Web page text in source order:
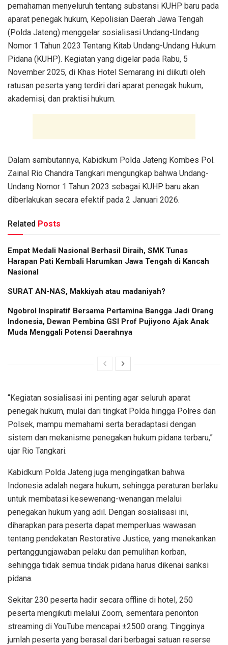
pemahaman menyeluruh tentang substansi KUHP baru pada
aparat penegak hukum, Kepolisian Daerah Jawa Tengah
(Polda Jateng) menggelar sosialisasi Undang-Undang
Nomor 1 Tahun 2023 Tentang Kitab Undang-Undang Hukum
Pidana (KUHP). Kegiatan yang digelar pada Rabu, 5
November 2025, di Khas Hotel Semarang ini diikuti oleh
ratusan peserta yang terdiri dari aparat penegak hukum,
akademisi, dan praktisi hukum.
Dalam sambutannya, Kabidkum Polda Jateng Kombes Pol.
Zainal Rio Chandra Tangkari mengungkap bahwa Undang-
Undang Nomor 1 Tahun 2023 sebagai KUHP baru akan
diberlakukan secara efektif pada 2 Januari 2026.
Related Posts
Empat Medali Nasional Berhasil Diraih, SMK Tunas
Harapan Pati Kembali Harumkan Jawa Tengah di Kancah
Nasional
SURAT AN-NAS, Makkiyah atau madaniyah?
Ngobrol Inspiratif Bersama Pertamina Bangga Jadi Orang
Indonesia, Dewan Pembina GSI Prof Pujiyono Ajak Anak
Muda Menggali Potensi Daerahnya
“Kegiatan sosialisasi ini penting agar seluruh aparat
penegak hukum, mulai dari tingkat Polda hingga Polres dan
Polsek, mampu memahami serta beradaptasi dengan
sistem dan mekanisme penegakan hukum pidana terbaru,”
ujar Rio Tangkari.
Kabidkum Polda Jateng juga mengingatkan bahwa
Indonesia adalah negara hukum, sehingga peraturan berlaku
untuk membatasi kesewenang-wenangan melalui
penegakan hukum yang adil. Dengan sosialisasi ini,
diharapkan para peserta dapat memperluas wawasan
tentang pendekatan Restorative Justice, yang menekankan
pertanggungjawaban pelaku dan pemulihan korban,
sehingga tidak semua tindak pidana harus dikenai sanksi
pidana.
Sekitar 230 peserta hadir secara offline di hotel, 250
peserta mengikuti melalui Zoom, sementara penonton
streaming di YouTube mencapai ±2500 orang. Tingginya
jumlah peserta yang berasal dari berbagai satuan reserse